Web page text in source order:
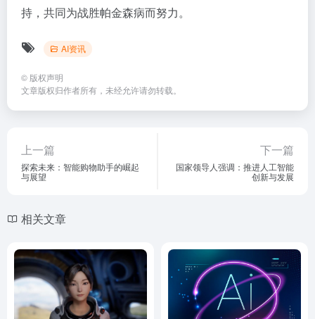
持，共同为战胜帕金森病而努力。
AI资讯
© 版权声明
文章版权归作者所有，未经允许请勿转载。
上一篇
探索未来：智能购物助手的崛起
与展望
下一篇
国家领导人强调：推进人工智能
创新与发展
相关文章